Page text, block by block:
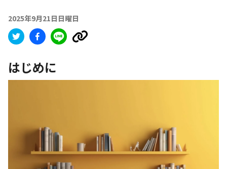
2025年9月21日日曜日
はじめに